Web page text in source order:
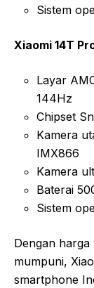
Sistem
Xiaomi 14T
Layar
144Hz
Chipset
Kamera
IMX866
Kamera
Baterai
Sistem
Dengan
mumpuni,
smartphone